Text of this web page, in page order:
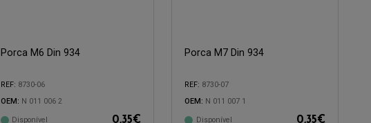
Porca M6 Din 934
REF: 8730-06
OEM: N 011 006 2
Disponível 0,35€
Porca M7 Din 934
REF: 8730-07
OEM: N 011 007 1
Disponível 0,35€